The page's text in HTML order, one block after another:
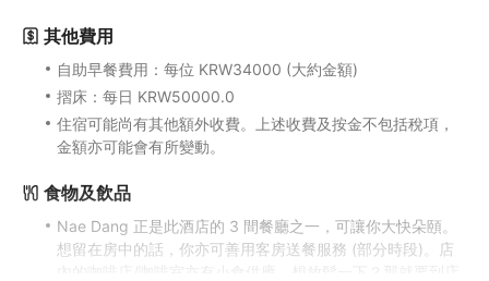
其他費用
自助早餐費用：每位 KRW34000 (大約金額)
摺床：每日 KRW50000.0
住宿可能尚有其他額外收費。上述收費及按金不包括稅項，
金額亦可能會有所變動。
食物及飲品
Nae Dang 正是此酒店的 3 間餐廳之一，可讓你大快朵頤。
想留在房中的話，你亦可善用客房送餐服務 (部分時段)。店
內的咖啡店/咖啡室亦有小食供應。想放鬆一下？那就要到店